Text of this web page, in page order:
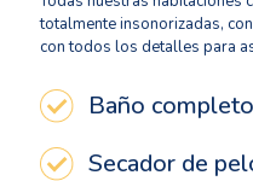
totalmente insonorizadas,
con todos los detalles para
Baño completo
Secador de